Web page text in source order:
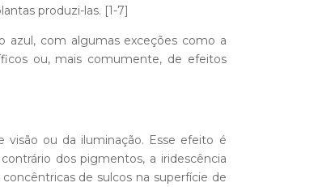
produzi-las. [1-7]
azul, com algumas exceções como a
ou, mais comumente, de efeitos
ou da iluminação. Esse efeito é
dos pigmentos, a iridescência
de sulcos na superfície de